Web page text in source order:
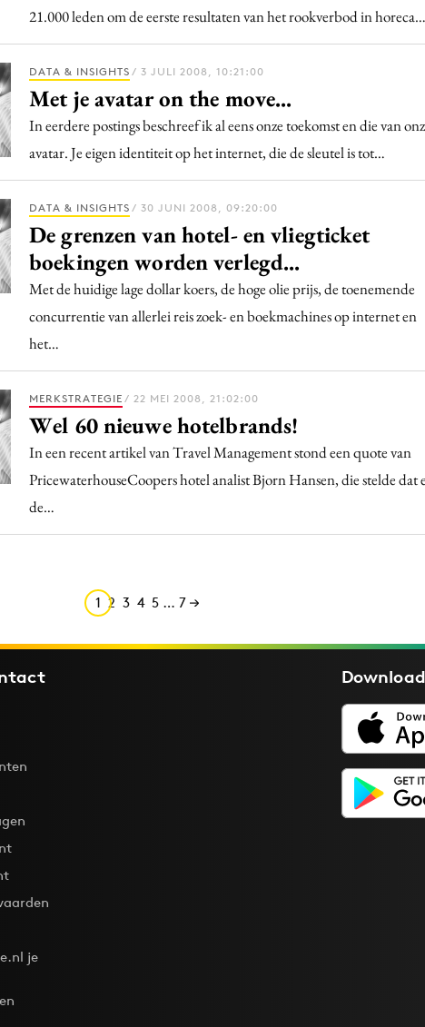
21.000 leden om de eerste resultaten van het rookverbod in horeca…
DATA & INSIGHTS / 3 JULI 2008, 10:21:00
Met je avatar on the move...
In eerdere postings beschreef ik al eens onze toekomst en die van
avatar. Je eigen identiteit op het internet, die de sleutel is tot…
DATA & INSIGHTS / 30 JUNI 2008, 09:20:00
De grenzen van hotel- en vliegticket
boekingen worden verlegd...
Met de huidige lage dollar koers, de hoge olie prijs, de toenemende
concurrentie van allerlei reis zoek- en boekmachines op internet en
het…
MERKSTRATEGIE / 22 MEI 2008, 21:02:00
Wel 60 nieuwe hotelbrands!
In een recent artikel van Travel Management stond een quote van
PricewaterhouseCoopers hotel analist Bjorn Hansen, die stelde dat
de…
1 2 3 4 5 … 7
je